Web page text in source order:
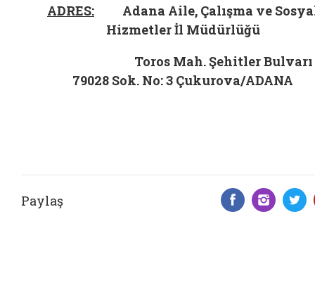
ADRES:
Adana Aile, Çalışma ve
Hizmetler İl Müdürlüğü
Toros Mah. Şehitler Bulvarı
79028 Sok. No: 3 Çukurova/ADANA
Paylaş